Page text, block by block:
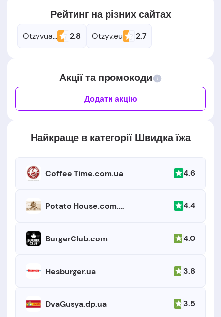
Рейтинг на різних сайтах
Otzyvua.net 2.8 Otzyv.eu 2.7
Акції та промокоди
Додати акцію
Найкраще в категорії Швидка їжа
Coffee Time.com.ua 4.6
Potato House.com.ua 4.4
BurgerClub.com 4.0
Hesburger.ua 3.8
DvaGusya.dp.ua 3.5